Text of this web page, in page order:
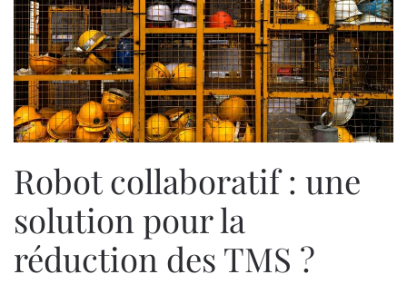
Robot collaboratif : une
solution pour la
réduction des TMS ?